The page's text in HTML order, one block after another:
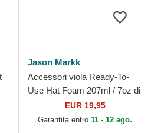
Jason Markk
Accessori viola Ready-To-
Use Hat Foam 207ml / 7oz di
Jason MarkkEUR 19,95
Garantita entro 11 - 12 ago.